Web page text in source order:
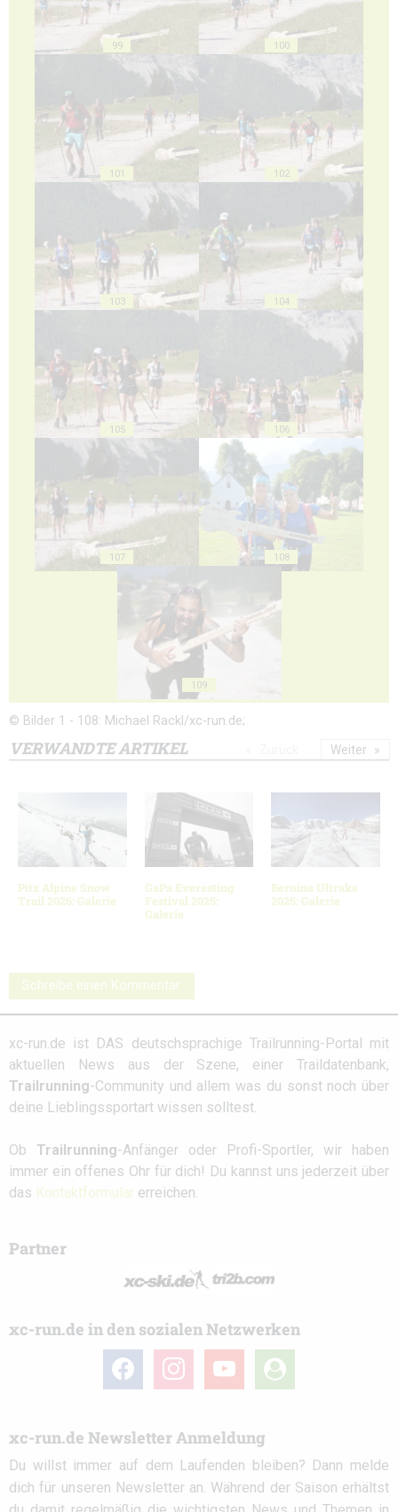
99 100
101 102
103 104
105 106
107 108
109
© Bilder 1 - 108: Michael Rackl/xc-run.de;
VERWANDTE ARTIKEL
Pitz Alpine Snow
Trail 2026: Galerie
GaPa Everesting
Festival 2025:
Galerie
Bernina Ultraks
2025: Galerie
Weiter
Schreibe einen Kommentar
xc-run.de ist DAS deutschsprachige Trailrunning-Portal mit
aktuellen News aus der Szene, einer Traildatenbank,
Trailrunning-Community und allem was du sonst noch über
deine Lieblingssportart wissen solltest.
Ob Trailrunning-Anfänger oder Profi-Sportler, wir haben
immer ein offenes Ohr für dich! Du kannst uns jederzeit über
das Kontaktformular erreichen.
Partner
xc-run.de in den sozialen Netzwerken
facebook instagramyoutube
user-
circle
xc-run.de Newsletter Anmeldung
Du willst immer auf dem Laufenden bleiben? Dann melde
dich für unseren Newsletter an. Während der Saison erhältst